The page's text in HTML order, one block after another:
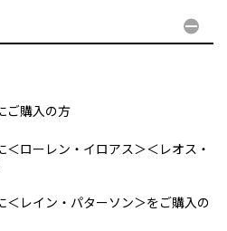
ご購入の方
ローレン・イロアス＞＜レオス・
レイン・パターソン＞をご購入の